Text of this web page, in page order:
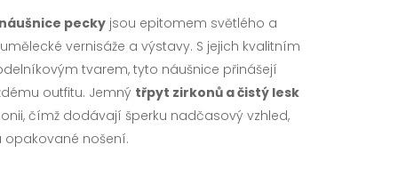
pecky jsou epitomem světlého a
vernisáže a výstavy. S jejich kvalitním
tvarem, tyto náušnice přinášejí
outfitu. Jemný třpyt zirkonů a čistý lesk
čímž dodávají šperku nadčasový vzhled,
opakované nošení.